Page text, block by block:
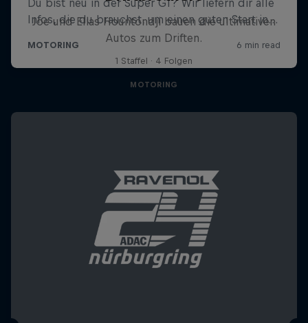
Joe und Elias Hountondji bauen die ultimativen
Autos zum Driften.
1 Staffel · 4 Folgen
MOTORING